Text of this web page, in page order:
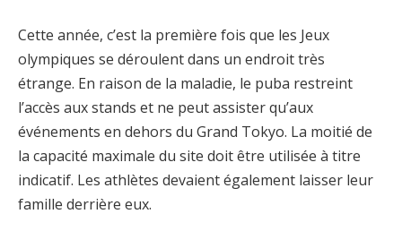
Cette année, c’est la première fois que les Jeux
olympiques se déroulent dans un endroit très
étrange. En raison de la maladie, le puba restreint
l’accès aux stands et ne peut assister qu’aux
événements en dehors du Grand Tokyo. La moitié de
la capacité maximale du site doit être utilisée à titre
indicatif. Les athlètes devaient également laisser leur
famille derrière eux.